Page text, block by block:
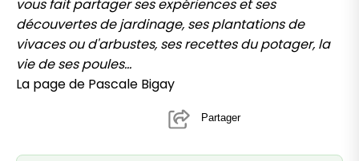
vous fait partager ses expériences et ses
découvertes de jardinage, ses plantations de
vivaces ou d'arbustes, ses recettes du potager, la
vie de ses poules...
La page de Pascale Bigay
Partager